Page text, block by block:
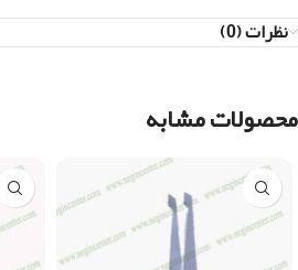
نظرات (0)
محصولات مشابه